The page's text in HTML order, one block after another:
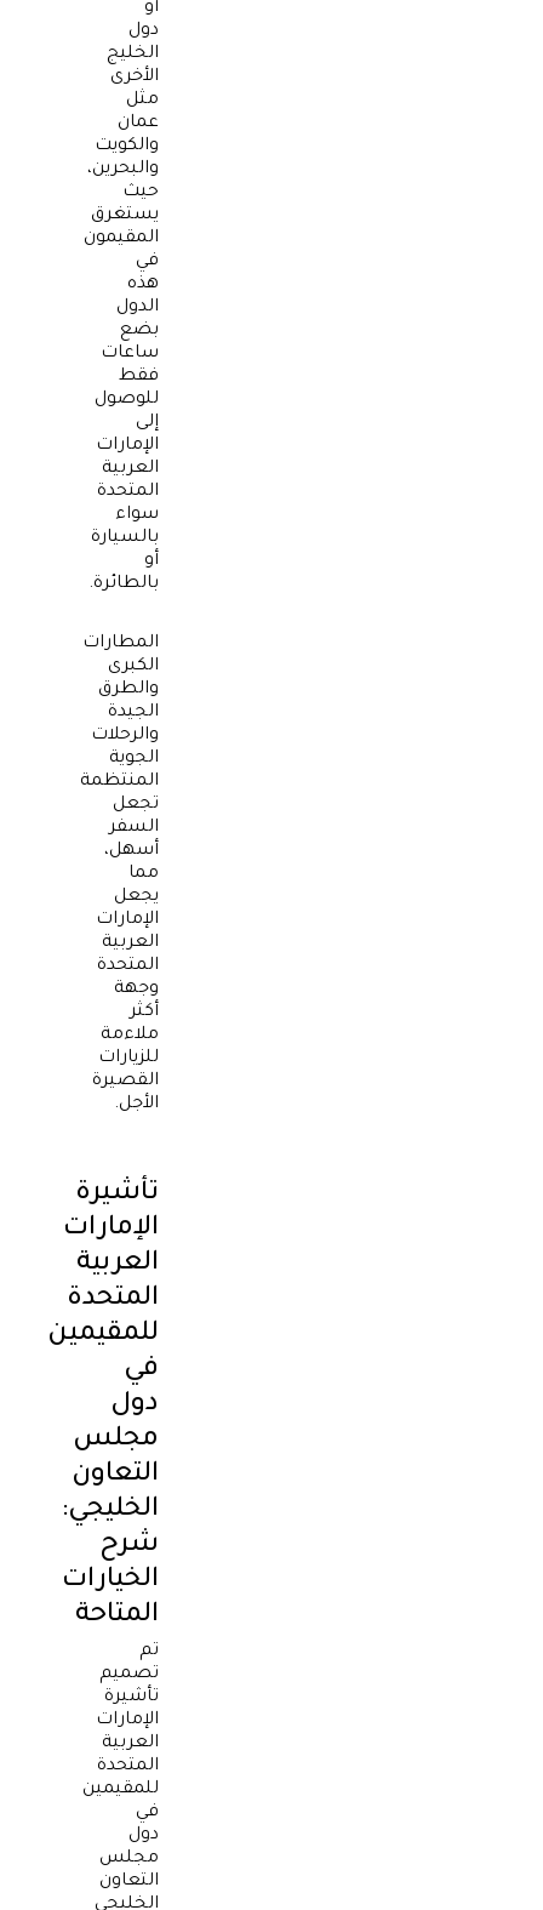
أو
دول
الخليج
الأخرى
مثل
عمان
والكويت
والبحرين،
حيث
يستغرق
المقيمون
في
هذه
الدول
بضع
ساعات
فقط
للوصول
إلى
الإمارات
العربية
المتحدة
سواء
بالسيارة
أو
بالطائرة.
المطارات
الكبرى
والطرق
الجيدة
والرحلات
الجوية
المنتظمة
تجعل
السفر
أسهل،
مما
يجعل
الإمارات
العربية
المتحدة
وجهة
أكثر
ملاءمة
للزيارات
القصيرة
الأجل.
تأشيرة
الإمارات
العربية
المتحدة
للمقيمين
في
دول
مجلس
التعاون
الخليجي:
شرح
الخيارات
المتاحة
تم
تصميم
تأشيرة
الإمارات
العربية
المتحدة
للمقيمين
في
دول
مجلس
التعاون
الخليجي